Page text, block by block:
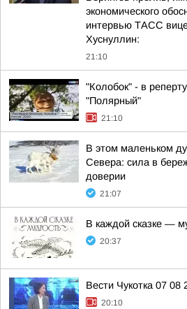
экономического
интервью ТАСС
Хуснуллин:
21:10
"Колобок" - в
"Полярный"
21:10
В этом маленьком
Севера: сила в
доверии
21:07
В каждой сказке —
20:37
Вести Чукотка 07 08
20:10